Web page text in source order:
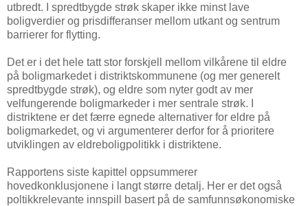
utbredt. I spredtbygde strøk skaper ikke minst lave
boligverdier og prisdifferanser mellom utkant og sentrum
barrierer for flytting.
Det er i det hele tatt stor forskjell mellom vilkårene til eldre
på boligmarkedet i distriktskommunene (og mer generelt
spredtbygde strøk), og eldre som nyter godt av mer
velfungerende boligmarkeder i mer sentrale strøk. I
distriktene er det færre egnede alternativer for eldre på
boligmarkedet, og vi argumenterer derfor for å prioritere
utviklingen av eldreboligpolitikk i distriktene.
Rapportens siste kapittel oppsummerer
hovedkonklusjonene i langt større detalj. Her er det også
poltikkrelevante innspill basert på de samfunnsøkonomiske